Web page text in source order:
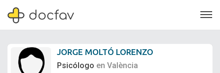
JORGE MOLTÓ LORENZO
Psicólogo en València